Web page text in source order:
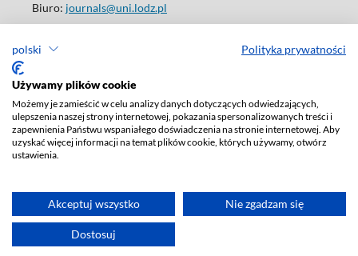
polski Polityka prywatności
Używamy plików cookie
Możemy je zamieścić w celu analizy danych dotyczących odwiedzających,
ulepszenia naszej strony internetowej, pokazania spersonalizowanych treści i
zapewnienia Państwu wspaniałego doświadczenia na stronie internetowej. Aby
uzyskać więcej informacji na temat plików cookie, których używamy, otwórz
ustawienia.
Akceptuj wszystko Nie zgadzam się
Dostosuj
Biuro: journals@uni.lodz.pl
W sprawie prenumeraty wydań papierowych prosimy o kontakt
Deklaracja dostępności